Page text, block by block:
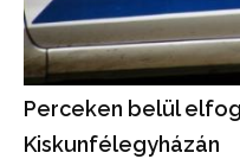
Perceken belül
Kiskunfélegyházán